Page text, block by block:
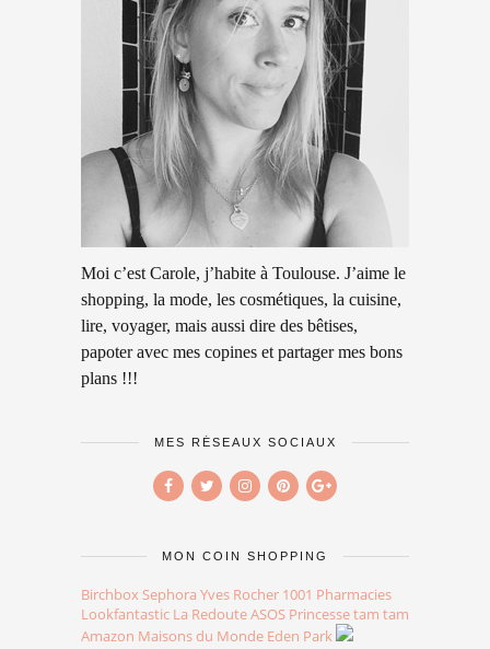
Moi c’est Carole, j’habite à Toulouse. J’aime le
shopping, la mode, les cosmétiques, la cuisine,
lire, voyager, mais aussi dire des bêtises,
papoter avec mes copines et partager mes bons
plans !!!
MES RÉSEAUX SOCIAUX
MON COIN SHOPPING
Birchbox Sephora Yves Rocher 1001 Pharmacies
Lookfantastic La RedouteASOS Princesse tam tam
Amazon Maisons du Monde Eden Park